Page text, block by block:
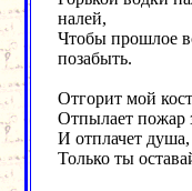
налей,
Чтобы прошлое
позабыть.
Отгорит мой
Отпылает пожар
И отплачет душа,
Только ты